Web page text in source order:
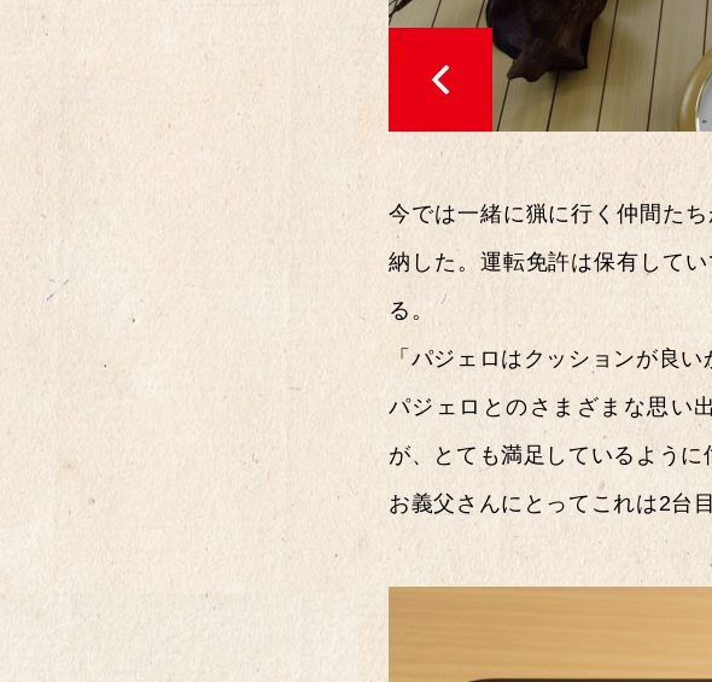
今では一緒に猟に行く仲間た
納した。運転免許は保有して
る。
「パジェロはクッションが良い
パジェロとのさまざまな思い
が、とても満足しているように
お義父さんにとってこれは2台